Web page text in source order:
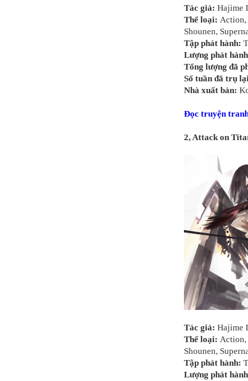
Tác giả: Hajime
Thể loại: Action,
Shounen,
Tập phát hành:
Lượng phát
Tổng lượng đã
Số tuần đã trụ
Nhà xuất bản:
Đọc truyện
2, Attack on
Tác giả: Hajime
Thể loại: Action,
Shounen,
Tập phát hành:
Lượng phát